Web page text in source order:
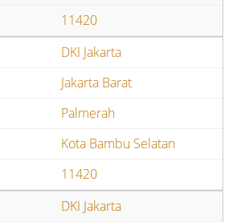
11420
DKI Jakarta
Jakarta Barat
Palmerah
Kota Bambu Selatan
11420
DKI Jakarta